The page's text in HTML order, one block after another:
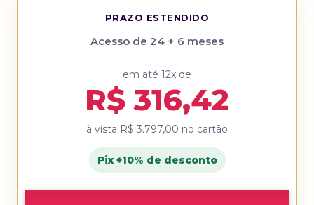
PRAZO ESTENDIDO
Acesso de 24 + 6 meses
em até 12x de
R$ 316,42
à vista R$ 3.797,00 no cartão
Pix +10% de desconto